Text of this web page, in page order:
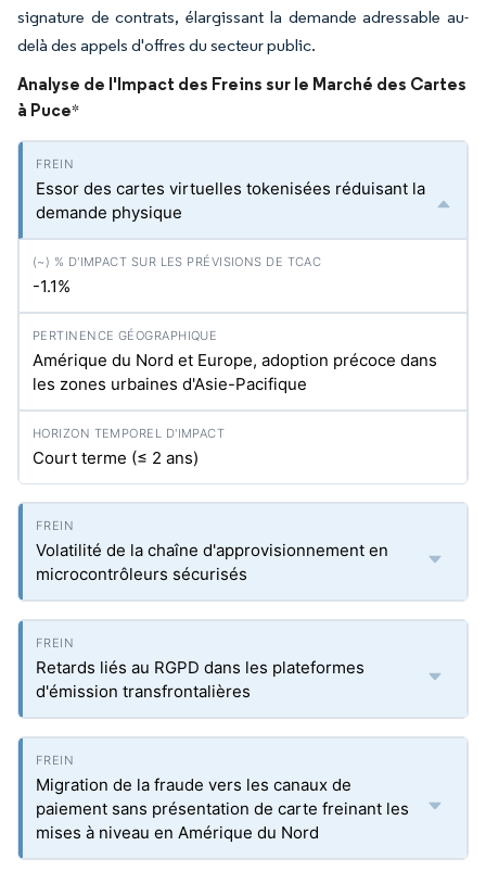
signature de contrats, élargissant la demande adressable au-
delà des appels d'offres du secteur public.
Analyse de l'Impact des Freins sur le Marché des Cartes
à Puce*
Essor des cartes virtuelles tokenisées réduisant la
demande physique
-1.1%
Amérique du Nord et Europe, adoption précoce dans
les zones urbaines d'Asie-Pacifique
Court terme (≤ 2 ans)
Volatilité de la chaîne d'approvisionnement en
microcontrôleurs sécurisés
Retards liés au RGPD dans les plateformes
d'émission transfrontalières
Migration de la fraude vers les canaux de
paiement sans présentation de carte freinant les
mises à niveau en Amérique du Nord